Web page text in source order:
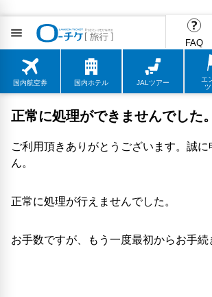
FAQ
国内航空券 国内ホテル JALツアー
エ
正常に処理ができませんでした。
ご利用頂きありがとうございます。誠
ん。
正常に処理が行えませんでした。
お手数ですが、もう一度最初からお手続